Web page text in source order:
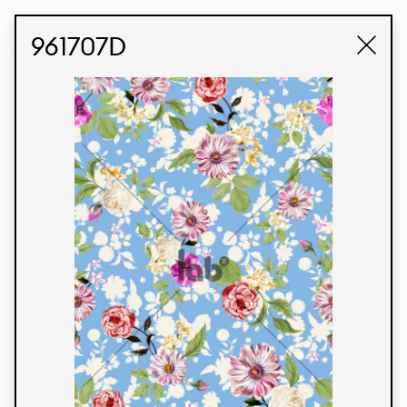
961707D
Produtos
Temos orgulho de expressar nossa identidade
brasileira por meio de nossos tecidos e estampas
personalizadas, trabalhando em colaboração
com nossos clientes e dando vida aos seus
conceitos e criações. Nossa extensa linha de
produtos tem opções para diferentes mercados.
Oferecemos também tecidos ecológicos e
tecnológicos que podem ser acabados em
qualquer cor sólida ou impressão digital.
Cores